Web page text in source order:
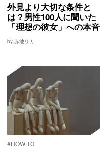
外見より大切な条件と
は？男性100人に聞いた
「理想の彼女」への本音
by 赤池リカ
#HOW TO